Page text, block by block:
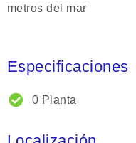
metros del mar
Especificaciones
0 Planta